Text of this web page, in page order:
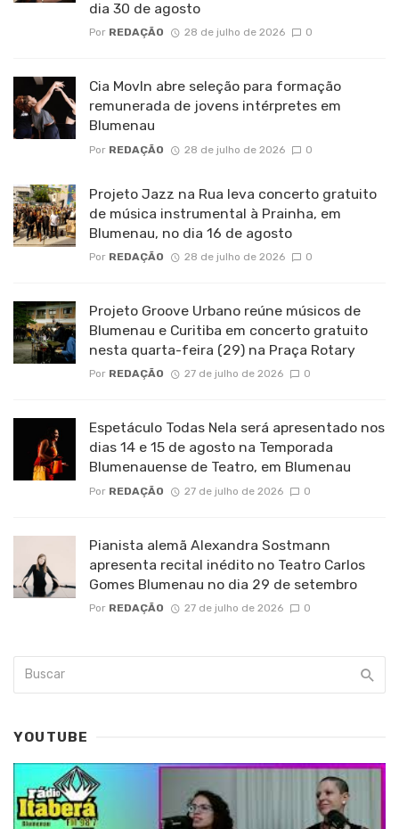
dia 30 de agosto
Por REDAÇÃO 28 de julho de 2026 0
Cia MovIn abre seleção para formação
remunerada de jovens intérpretes em
Blumenau
Por REDAÇÃO 28 de julho de 2026 0
Projeto Jazz na Rua leva concerto gratuito
de música instrumental à Prainha, em
Blumenau, no dia 16 de agosto
Por REDAÇÃO 28 de julho de 2026 0
Projeto Groove Urbano reúne músicos de
Blumenau e Curitiba em concerto gratuito
nesta quarta-feira (29) na Praça Rotary
Por REDAÇÃO 27 de julho de 2026 0
Espetáculo Todas Nela será apresentado nos
dias 14 e 15 de agosto na Temporada
Blumenauense de Teatro, em Blumenau
Por REDAÇÃO 27 de julho de 2026 0
Pianista alemã Alexandra Sostmann
apresenta recital inédito no Teatro Carlos
Gomes Blumenau no dia 29 de setembro
Por REDAÇÃO 27 de julho de 2026 0
YOUTUBE